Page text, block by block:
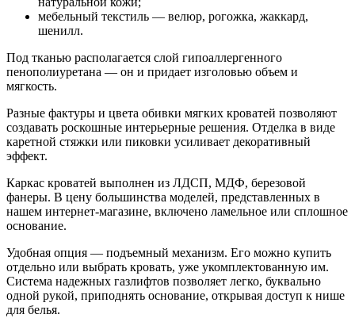
мебельный текстиль — велюр, рогожка, жаккард,
шенилл.
Под тканью располагается слой гипоаллергенного
пенополиуретана — он и придает изголовью объем и
мягкость.
Разные фактуры и цвета обивки мягких кроватей позволяют
создавать роскошные интерьерные решения. Отделка в виде
каретной стяжки или пиковки усиливает декоративный
эффект.
Каркас кроватей выполнен из ЛДСП, МДФ, березовой
фанеры. В цену большинства моделей, представленных в
нашем интернет-магазине, включено ламельное или сплошное
основание.
Удобная опция — подъемный механизм. Его можно купить
отдельно или выбрать кровать, уже укомплектованную им.
Система надежных газлифтов позволяет легко, буквально
одной рукой, приподнять основание, открывая доступ к нише
для белья.